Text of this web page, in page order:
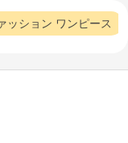
ッション ワンピース